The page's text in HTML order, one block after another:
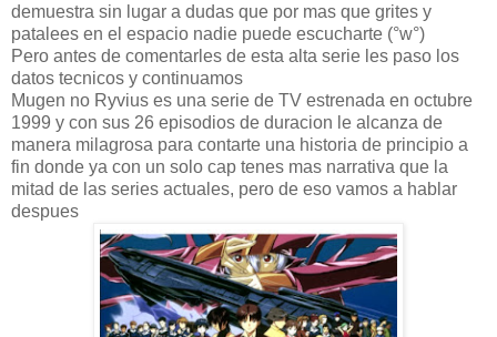
demuestra sin lugar a dudas que por mas que grites y
patalees en el espacio nadie puede escucharte (°w°)
Pero antes de comentarles de esta alta serie les paso los
datos tecnicos y continuamos
Mugen no Ryvius es una serie de TV estrenada en octubre
1999 y con sus 26 episodios de duracion le alcanza de
manera milagrosa para contarte una historia de principio a
fin donde ya con un solo cap tenes mas narrativa que la
mitad de las series actuales, pero de eso vamos a hablar
despues